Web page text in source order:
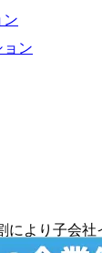
により子会